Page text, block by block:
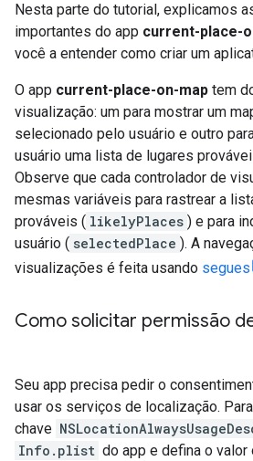
Nesta parte do tutorial, explicamos
importantes do app current-place-
você a entender como criar um
O app current-place-on-map tem
visualização: um para mostrar um
selecionado pelo usuário e outro
usuário uma lista de lugares
Observe que cada controlador de
mesmas variáveis para rastrear a
prováveis ( likelyPlaces ) e para
usuário ( selectedPlace ). A
visualizações é feita usando segues
Como solicitar permissão
Seu app precisa pedir o
usar os serviços de localização.
chave
Info.plist do app e defina o valor